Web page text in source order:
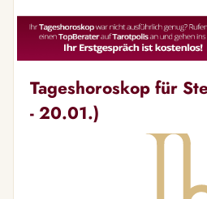
Tageshoroskop für
- 20.01.)